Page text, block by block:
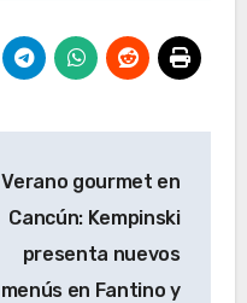
Verano gourmet en
Cancún: Kempinski
presenta nuevos
menús en Fantino y